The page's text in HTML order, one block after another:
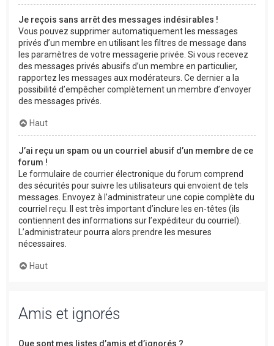
Je reçois sans arrêt des messages indésirables !
Vous pouvez supprimer automatiquement les messages
privés d’un membre en utilisant les filtres de message dans
les paramètres de votre messagerie privée. Si vous recevez
des messages privés abusifs d’un membre en particulier,
rapportez les messages aux modérateurs. Ce dernier a la
possibilité d’empêcher complètement un membre d’envoyer
des messages privés.
Haut
J’ai reçu un spam ou un courriel abusif d’un membre de ce
forum !
Le formulaire de courrier électronique du forum comprend
des sécurités pour suivre les utilisateurs qui envoient de tels
messages. Envoyez à l’administrateur une copie complète du
courriel reçu. Il est très important d’inclure les en-têtes (ils
contiennent des informations sur l’expéditeur du courriel).
L’administrateur pourra alors prendre les mesures
nécessaires.
Haut
Amis et ignorés
Que sont mes listes d’amis et d’ignorés ?